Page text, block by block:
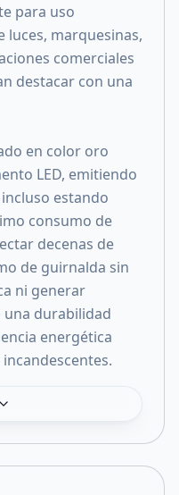
para uso
luces, marquesinas,
comerciales
destacar con una
en color oro
LED, emitiendo
estando
consumo de
decenas de
de guirnalda sin
ni generar
durabilidad
energética